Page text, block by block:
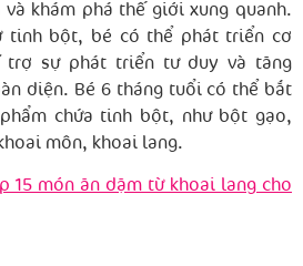
khám phá thế giới xung quanh.
tinh bột, bé có thể phát triển cơ
trợ sự phát triển tư duy và tăng
diện. Bé 6 tháng tuổi có thể bắt
chứa tinh bột, như bột gạo,
môn, khoai lang.
15 món ăn dặm từ khoai lang cho